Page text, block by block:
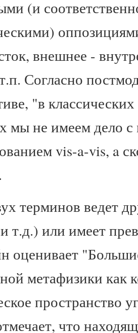
(и
внешнее -
Согласно
"в
мы не имеем дело
vis-a-vis, a
терминов ведет
т.д.) или имеет
оценивает
метафизики как
пространство
что